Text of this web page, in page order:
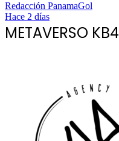
Redacción PanamaGol
Hace 2 días
METAVERSO KB4